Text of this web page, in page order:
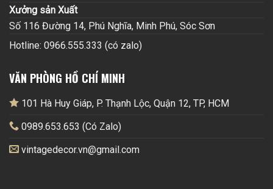
Xưởng sản Xuất
Số 116 Đường 14, Phú Nghĩa, Minh Phú, Sóc Sơn
Hotline: 0966.555.333 (có zalo)
VĂN PHÒNG HỒ CHÍ MINH
101 Hà Huy Giáp, P. Thạnh Lộc, Quận 12, TP, HCM
0989.653.653 (Có Zalo)
vintagedecor.vn@gmail.com